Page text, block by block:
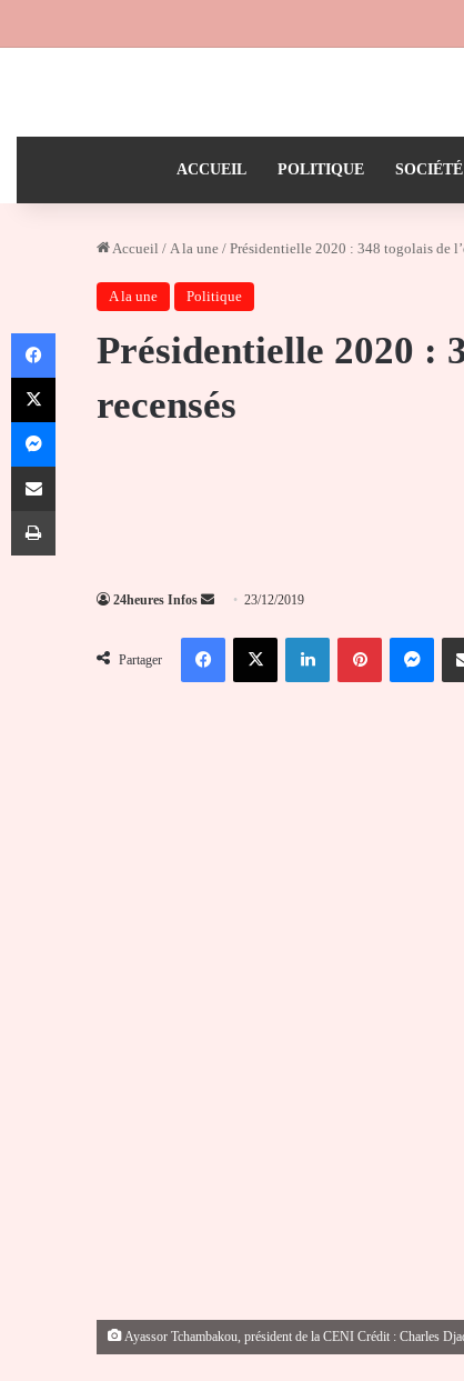
ACCUEIL POLITIQUE SOCIÉTÉ
Accueil / A la une / Présidentielle 2020 : 348 togolais de
A la une Politique
Présidentielle 2020 :
recensés
24heures Infos
Envoyer
courriel
23/12/2019
Partager
FacebookX LinkedinPinterest
Ayassor Tchambakou, président de la CENI Crédit : Charles
Facebook
X
Messenger
Partager par email